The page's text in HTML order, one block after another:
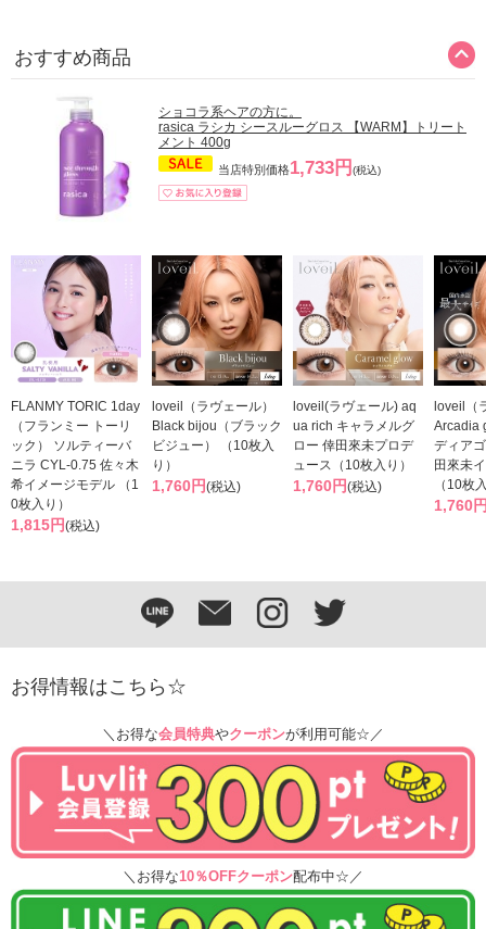
おすすめ商品
ショコラ系ヘアの方に。
rasica ラシカ シースルーグロス 【WARM】トリート
メント 400g
当店特別価格1,733円 (税込)
FLANMY TORIC 1day
（フランミー トーリ
ック） ソルティーバ
ニラ CYL-0.75 佐々木
希イメージモデル （1
0枚入り）
1,815円(税込)
loveil（ラヴェール）
Black bijou（ブラック
ビジュー） （10枚入
り）
1,760円(税込)
loveil(ラヴェール) aq
ua rich キャラメルグ
ロー 倖田來未プロデ
ュース（10枚入り）
1,760円(税込)
loveil（
Arcadia
ディア
田來未
（10枚
1,760
お得情報はこちら☆
＼お得な会員特典やクーポンが利用可能☆／
＼お得な10％OFFクーポン配布中☆／